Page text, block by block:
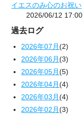
イエスのみ心のお祝い
2026/06/12 17:00
過去ログ
2026年07月(2)
2026年06月(3)
2026年05月(5)
2026年04月(4)
2026年03月(4)
2026年02月(3)